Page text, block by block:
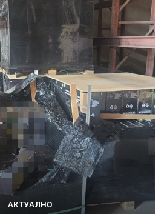
АКТУАЛНО